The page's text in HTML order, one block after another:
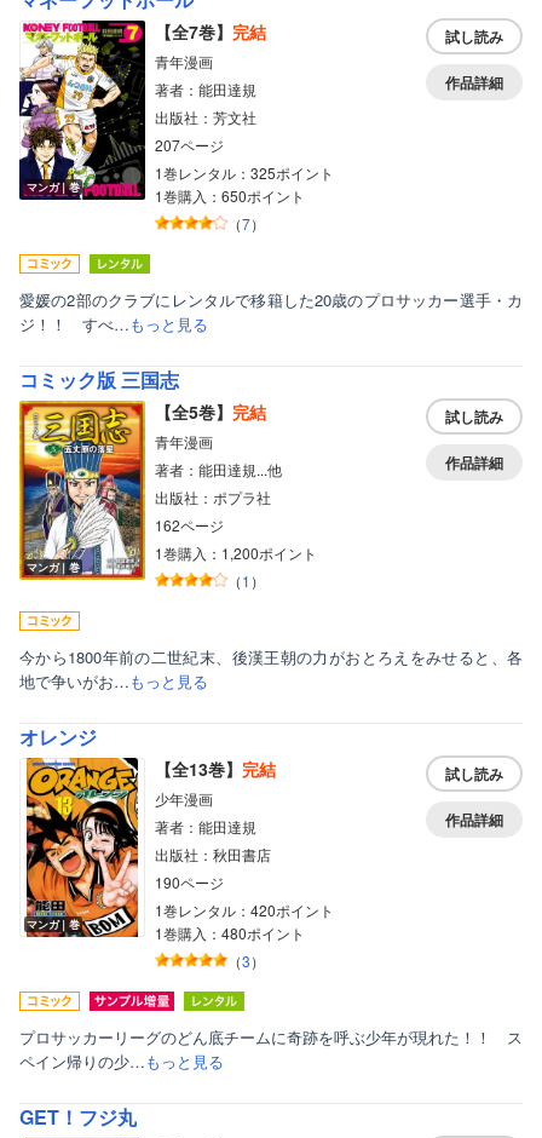
マンガ｜巻
【全7巻】 完結
青年漫画
著者：能田達規
出版社：芳文社
207ページ
1巻レンタル：325ポイント
1巻購入：650ポイント
（7）
試し読み
作品詳細
愛媛の2部のクラブにレンタルで移籍した20歳のプロサッカー選手・カ
ジ！！ すべ…もっと見る
コミック版 三国志
マンガ｜巻
【全5巻】 完結
青年漫画
著者：能田達規...他
出版社：ポプラ社
162ページ
1巻購入：1,200ポイント
（1 ）
試し読み
作品詳細
今から1800年前の二世紀末、後漢王朝の力がおとろえをみせると、各
地で争いがお…もっと見る
オレンジ
マンガ｜巻
【全13巻】 完結
少年漫画
著者：能田達規
出版社：秋田書店
190ページ
1巻レンタル：420ポイント
1巻購入：480ポイント
（3）
試し読み
作品詳細
プロサッカーリーグのどん底チームに奇跡を呼ぶ少年が現れた！！ ス
ペイン帰りの少…もっと見る
GET！フジ丸